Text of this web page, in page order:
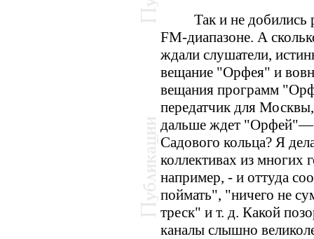
Так и не добились
FM-диапазоне. А
ждали слушатели,
вещание "Орфея" и
вещания программ
передатчик для
дальше ждет "Орфей"—
Садового кольца? Я
коллективах из
например, - и оттуда
поймать", "ничего не
треск" и т. д. Какой
каналы слышно